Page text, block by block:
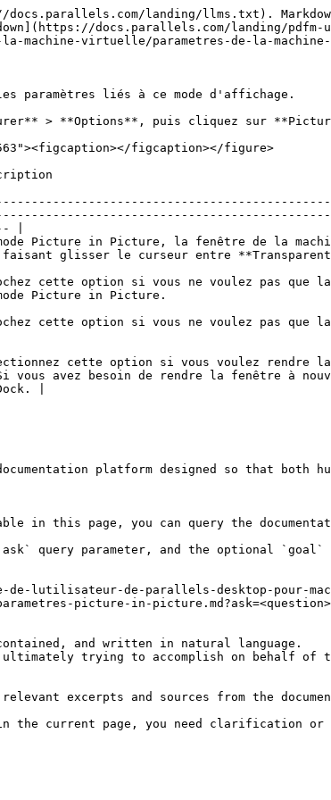
landing/llms.txt).
docs.parallels.com/landing/
la-machine-virtuelle/parametres-de-la-
paramètres liés à ce mode d'affichage.
> **Options**, puis cliquez sur
figcaption></figure>
|
in Picture, la fenêtre de la machine
glisser le curseur entre
option si vous ne voulez pas que la
Picture in Picture.
cette option si vous ne voulez pas que
cette option si vous voulez
avez besoin de rendre la fenêtre à
|
platform designed so that both
this page, you can query the
query parameter, and the optional `goal`
lutilisateur-de-parallels-desktop-pour-
picture-in-
and written in natural language.
trying to accomplish on behalf of
excerpts and sources from the
in the current page, you need clarification